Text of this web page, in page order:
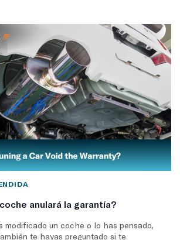
anulará la garantía?
modificado un coche o lo has pensado,
te hayas preguntado si te